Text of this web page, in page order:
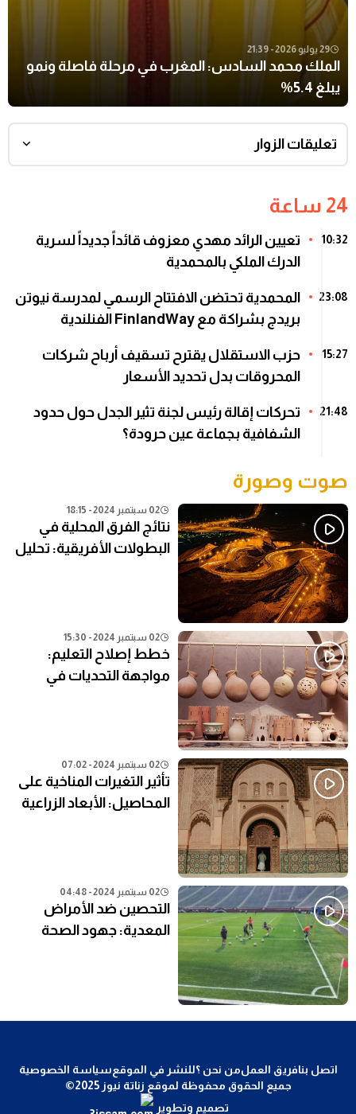
29 يوليو 2026 - 21:39
الملك محمد السادس: المغرب في مرحلة فاصلة ونمو
يبلغ 5.4%
تعليقات الزوار
24 ساعة
10:32
تعيين الرائد مهدي معزوف قائداً جديداً لسرية
الدرك الملكي بالمحمدية
23:08
المحمدية تحتضن الافتتاح الرسمي لمدرسة نيوتن
بريدج بشراكة مع FinlandWay الفنلندية
15:27
حزب الاستقلال يقترح تسقيف أرباح شركات
المحروقات بدل تحديد الأسعار
21:48
تحركات إقالة رئيس لجنة تثير الجدل حول حدود
الشفافية بجماعة عين حرودة؟
صوت وصورة
02 سبتمبر 2024 - 18:15
نتائج الفرق المحلية في
البطولات الأفريقية: تحليل
02 سبتمبر 2024 - 15:30
خطط إصلاح التعليم:
مواجهة التحديات في
02 سبتمبر 2024 - 07:02
تأثير التغيرات المناخية على
المحاصيل: الأبعاد الزراعية
02 سبتمبر 2024 - 04:48
التحصين ضد الأمراض
المعدية: جهود الصحة
اتصل بنافريق العملمن نحن ؟للنشر في الموقعسياسة الخصوصية
جميع الحقوق محفوظة لموقع زناتة نيوز 2025©
تصميم وتطوير